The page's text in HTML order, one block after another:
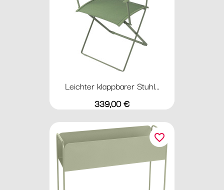
Leichter klappbarer Stuhl...
Preis
339,00 €
favorite_border